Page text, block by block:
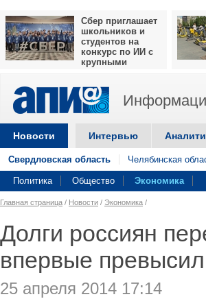
Сбер приглашает
школьников и
студентов на
конкурс по ИИ с
крупными
Новости Интервью
Свердловская область Челябинская
Политика Общество Экономика
Главная страница / Новости / Экономика /
Долги россиян
впервые
25 апреля 2014 17:14